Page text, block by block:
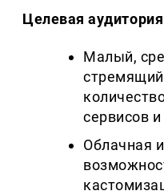
Целевая
Малый,
сервисов
Облачная